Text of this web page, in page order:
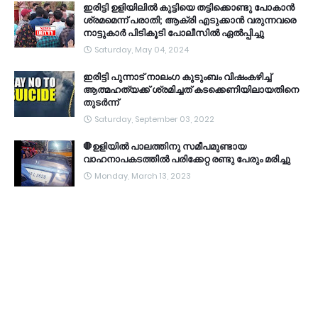
ഇരിട്ടി ഉളിയിലിൽ കുട്ടിയെ തട്ടിക്കൊണ്ടു പോകാൻ
ശ്രമമെന്ന് പരാതി; ആക്രി എടുക്കാൻ വരുന്നവരെ
നാട്ടുകാർ പിടികൂടി പോലീസിൽ ഏൽപ്പിച്ചു
Saturday, May 04, 2024
ഇരിട്ടി പുന്നാട് നാലംഗ കുടുംബം വിഷംകഴിച്ച്‌
ആത്മഹത്യക്ക് ശ്രമിച്ചത് കടക്കെണിയിലായതിനെ
തുടർന്ന്
Saturday, September 03, 2022
🛑ഉളിയിൽ പാലത്തിനു സമീപമുണ്ടായ
വാഹനാപകടത്തിൽ പരിക്കേറ്റ രണ്ടു പേരും മരിച്ചു
Monday, March 13, 2023